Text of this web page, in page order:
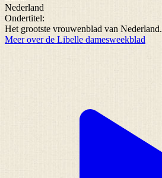
Nederland
Ondertitel:
Het grootste vrouwenblad van Nederland.
Meer over de Libelle damesweekblad